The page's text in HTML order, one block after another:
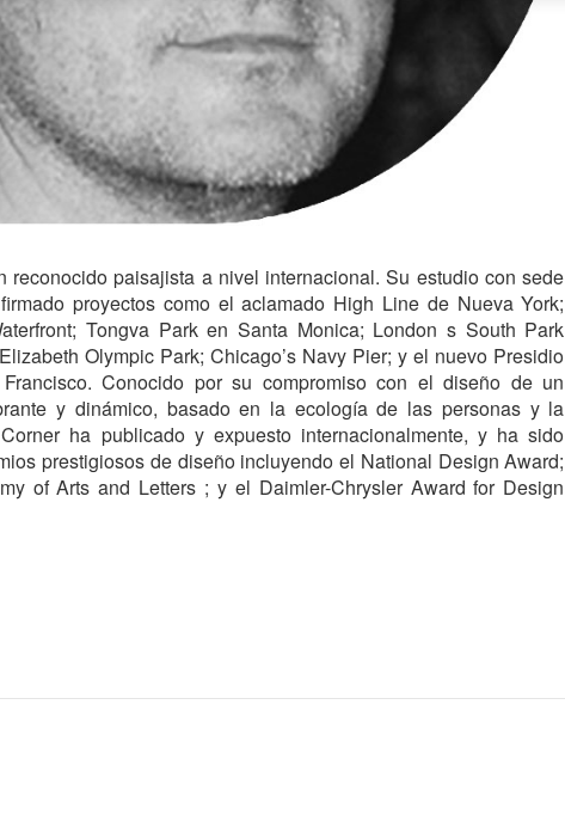
reconocido paisajista a nivel internacional. Su estudio con sede
proyectos como el aclamado High Line de Nueva York;
Tongva Park en Santa Monica; London s South Park
Olympic Park; Chicago’s Navy Pier; y el nuevo Presidio
Conocido por su compromiso con el diseño de un
y dinámico, basado en la ecología de las personas y la
ha publicado y expuesto internacionalmente, y ha sido
prestigiosos de diseño incluyendo el National Design Award;
of Arts and Letters ; y el Daimler-Chrysler Award for Design